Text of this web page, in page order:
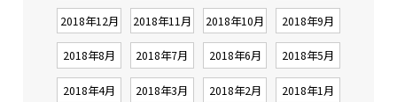
2018年12月 2018年11月 2018年10月 2018年9月
2018年8月 2018年7月 2018年6月 2018年5月
2018年4月 2018年3月 2018年2月 2018年1月